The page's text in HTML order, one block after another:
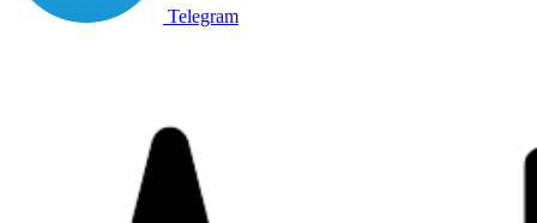
Telegram